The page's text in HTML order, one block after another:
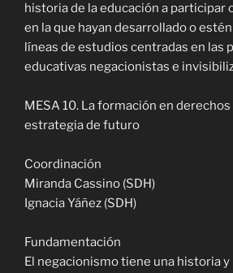
historia de la educación a participar
en la que hayan desarrollado o
líneas de estudios centradas en las
educativas negacionistas e
MESA 10. La formación en
estrategia de futuro
Coordinación
Miranda Cassino (SDH)
Ignacia Yáñez (SDH)
Fundamentación
El negacionismo tiene una historia